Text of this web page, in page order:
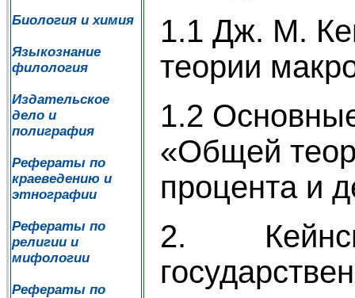
Биология и химия
Языкознание
филология
Издательское
дело и
полиграфия
Рефераты по
краеведению и
этнографии
Рефераты по
религии и
мифологии
Рефераты по
1.1 Дж. М.
теории
1.2
«Общей
процента и
2.